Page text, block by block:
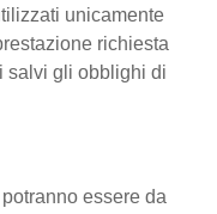
unicamente
richiesta
salvi gli obblighi di
essere da